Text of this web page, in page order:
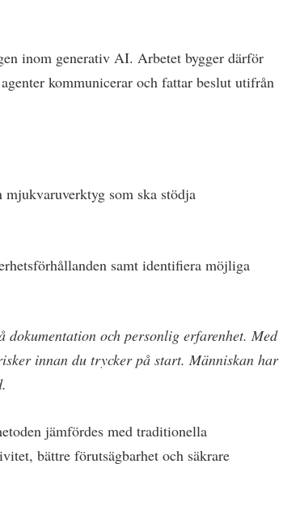
inom generativ AI. Arbetet bygger därför
kommunicerar och fattar beslut utifrån
mjukvaruverktyg som ska stödja
samt identifiera möjliga
och personlig erfarenhet. Med
innan du trycker på start. Människan har
jämfördes med traditionella
bättre förutsägbarhet och säkrare